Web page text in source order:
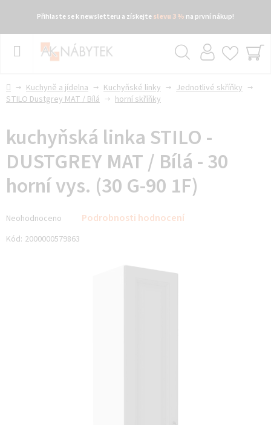
Přihlaste se k newsletteru a získejteslevu 3 % na první nákup!
Přejít
DomůKuchyně a jídelna Kuchyňské linky
Jednotlivé skříňky
STILO Dustgrey MAT / Bílá
horní skříňky
kuchyňská linka STILO -
DUSTGREY MAT / Bílá - 30
horní vys. (30 G-90 1F)
hodnocení
produktu
Neohodnoceno Podrobnosti hodnocení
Kód: 2000000579863